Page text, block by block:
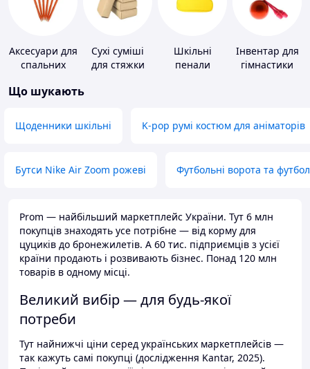
Аксесуари для
спальних
карематів та
Сухі суміші
для стяжки
Шкільні
пенали
Інвентар для
гімнастики
Що шукають
Щоденники шкільні K-pop румі костюм для аніматорів
Бутси Nike Air Zoom рожеві Футбольні ворота та
Prom — найбільший маркетплейс України. Тут 6 млн
покупців знаходять усе потрібне — від корму для
цуциків до бронежилетів. А 60 тис. підприємців з усієї
країни продають і розвивають бізнес. Понад 120 млн
товарів в одному місці.
Великий вибір — для будь-якої
потреби
Тут найнижчі ціни серед українських маркетплейсів —
так кажуть самі покупці (дослідження Kantar, 2025).